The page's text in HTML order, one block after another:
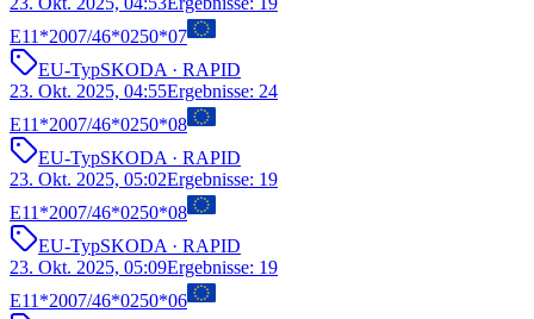
E11*2007/46*0250*07
EU-TypSKODA · RAPID
23. Okt. 2025, 04:55Ergebnisse: 24
E11*2007/46*0250*08
EU-TypSKODA · RAPID
23. Okt. 2025, 05:02Ergebnisse: 19
E11*2007/46*0250*08
EU-TypSKODA · RAPID
23. Okt. 2025, 05:09Ergebnisse: 19
E11*2007/46*0250*06